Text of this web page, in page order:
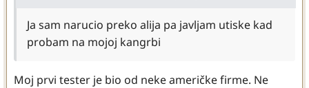
Ja sam narucio preko alija pa javljam utiske kad
probam na mojoj kangrbi
Moj prvi tester je bio od neke američke firme. Ne